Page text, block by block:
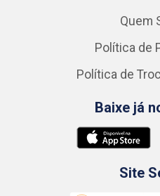
Quem
Política de
Política de
Baixe já
Site